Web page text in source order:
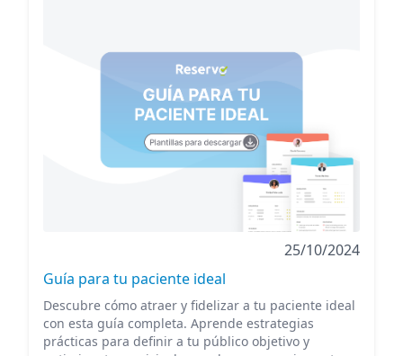
25/10/2024
Guía para tu paciente ideal
Descubre cómo atraer y fidelizar a tu paciente ideal
con esta guía completa. Aprende estrategias
prácticas para definir a tu público objetivo y